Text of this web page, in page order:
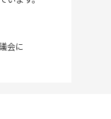
会に